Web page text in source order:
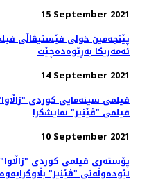
15 September 2021
پێنجەمین خولی فێستیڤاڵی
ئەمەریکا بەڕێوەدەچێت
14 September 2021
فیلمی سینەمایی کوردی
فیلمی "ڤێنیز" نمایشکرا
10 September 2021
پۆستەری فیلمی کوردی
نێودەوڵەتی "ڤێنیز" بڵاوکرایەوە